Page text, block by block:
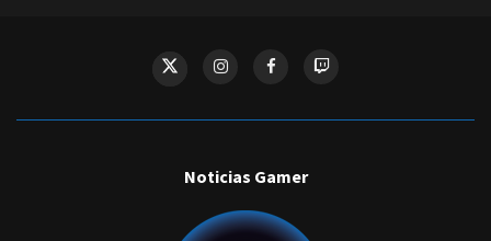
Noticias Gamer